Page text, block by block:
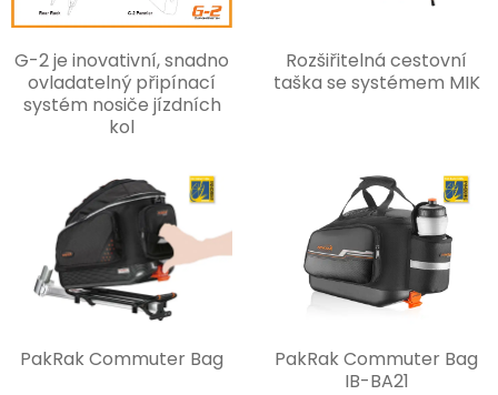
G-2 je inovativní, snadno
ovladatelný připínací
systém nosiče jízdních
kol
Rozšiřitelná cestovní
taška se systémem MIK
PakRak Commuter Bag
PakRak Commuter Bag
IB-BA21